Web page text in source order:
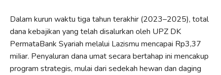
Dalam kurun waktu tiga tahun terakhir (2023–2025), total
dana kebajikan yang telah disalurkan oleh UPZ DK
PermataBank Syariah melalui Lazismu mencapai Rp3,37
miIiar. Penyaluran dana umat secara bertahap ini mencakup
program strategis, mulai dari sedekah hewan dan daging